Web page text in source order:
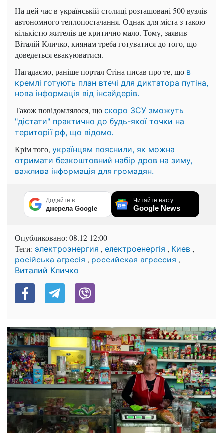
На цей час в українській столиці розташовані 500 вузлів
автономного теплопостачання. Однак для міста з такою
кількістю жителів це критично мало. Тому, заявив
Віталій Кличко, киянам треба готуватися до того, що
доведеться евакуюватися.
Нагадаємо, раніше портал Стіна писав про те, що в
кремлі готують план втечі для диктатора путіна,
нова інформація від інсайдерів.
Також повідомлялося, що скоро ЗСУ зможуть
"дістати" практично до будь-якої точки на
території рф, що відомо.
Крім того, українцям пояснили, як можна
отримати безкоштовний набір дров на зиму,
важлива інформація для громадян.
Додайте в
джерела Google
Читайте нас у
Google News
Опубликовано: 08.12 12:00
Теги: электроэнергия , електроенергія , Киев ,
російська агресія , российская агрессия ,
Виталий Кличко